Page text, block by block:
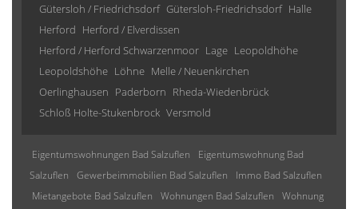
Gütersloh / Friedrichsdorf Gütersloh-Friedrichsdorf Halle
Herford Herford / Elverdissen
Herford / Herford Schwarzenmoor Lage Leopoldhöhe
Leopoldshöhe Löhne Melle / Neuenkirchen
Oerlinghausen Paderborn Rheda-Wiedenbrück
Schloß Holte-Stukenbrock Versmold
Eigentumswohnungen Bad Salzuflen
Eigentumswohnung Bad
Salzuflen
Gewerbeimmobilien Bad Salzuflen
Immo Bad Salzuflen
Mietangebote Bad Salzuflen
Wohnungen Bad Salzuflen
Wohnung